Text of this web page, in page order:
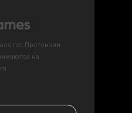
Претензии
на